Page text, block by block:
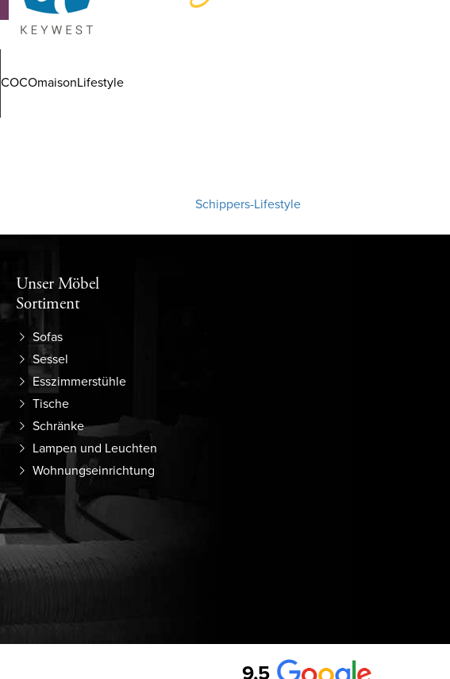
COCOmaisonLifestyle
Unser Möbel
Sortiment
Sofas
Sessel
Esszimmerstühle
Tische
Schränke
Lampen und Leuchten
Wohnungseinrichtung
Schippers-Lifestyle